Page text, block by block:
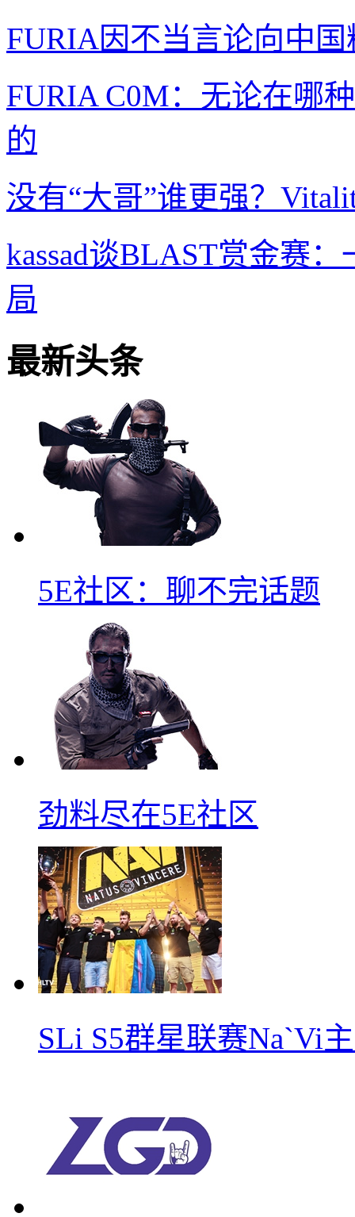
FURIA因不当言论向中
FURIA C0M：无论在哪
的
没有“大哥”谁更强？
kassad谈BLAST赏金赛
局
最新头条
5E社区：聊不完话题
劲料尽在5E社区
SLi S5群星联赛Na`Vi